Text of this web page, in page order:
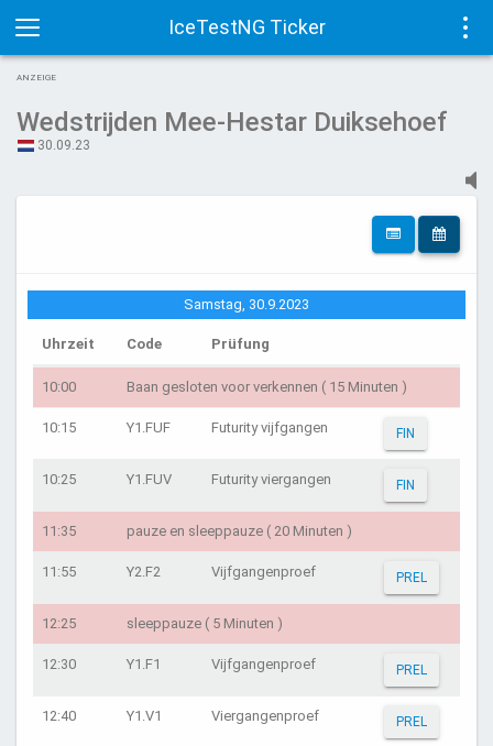
IceTestNG Ticker
Toggle
navigation
ANZEIGE
Wedstrijden Mee-Hestar Duiksehoef
30.09.23
Samstag, 30.9.2023
Uhrzeit Code Prüfung
10:00 Baan gesloten voor verkennen ( 15 Minuten )
10:15 Y1.FUF Futurity vijfgangen FIN
10:25 Y1.FUV Futurity viergangen FIN
11:35 pauze en sleeppauze ( 20 Minuten )
11:55 Y2.F2 Vijfgangenproef PREL
12:25 sleeppauze ( 5 Minuten )
12:30 Y1.F1 Vijfgangenproef PREL
12:40 Y1.V1 Viergangenproef PREL